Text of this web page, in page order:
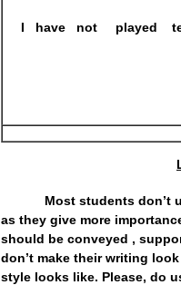
I have not played
Most students don’t
as they give more
should be conveyed ,
don’t make their writing
style looks like. Please, do